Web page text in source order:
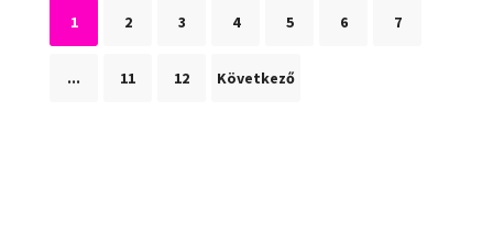
1 2 3 4 5 6 7
... 11 12 Következő